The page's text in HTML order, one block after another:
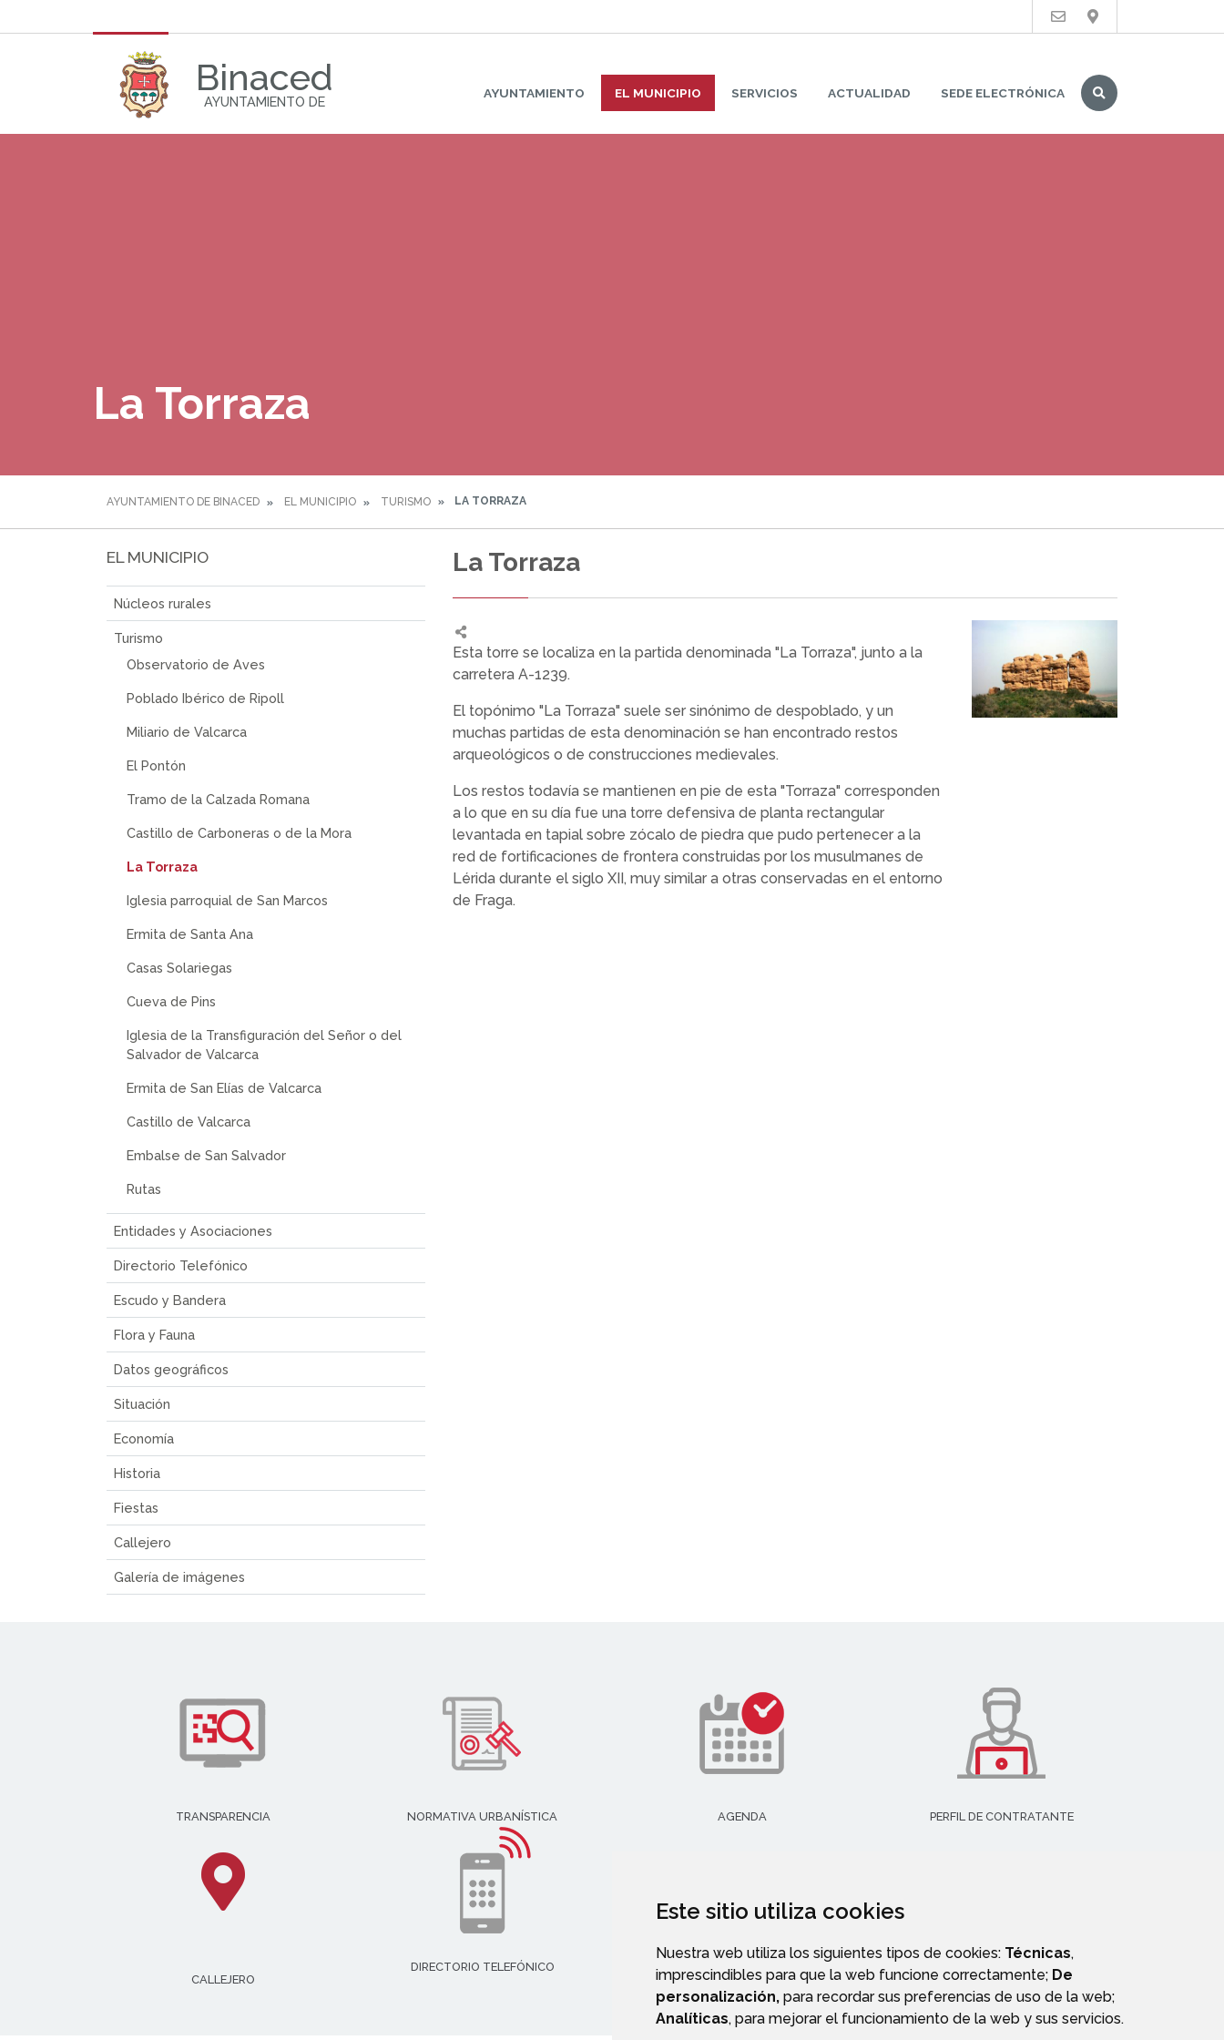
Este sitio utiliza cookies
Nuestra web utiliza los siguientes tipos de cookies: Técnicas,
imprescindibles para que la web funcione correctamente; De
personalización, para recordar sus preferencias de uso de la web;
Analíticas, para mejorar el funcionamiento de la web y sus servicios.
Binaced
AYUNTAMIENTO DE
AYUNTAMIENTO EL MUNICIPIO SERVICIOS ACTUALIDAD SEDE ELECTRÓNICA
Buscar
La Torraza
AYUNTAMIENTO DE BINACED EL MUNICIPIO TURISMO LA TORRAZA
EL MUNICIPIO
Núcleos rurales
Turismo
Observatorio de Aves
Poblado Ibérico de Ripoll
Miliario de Valcarca
El Pontón
Tramo de la Calzada Romana
Castillo de Carboneras o de la Mora
La Torraza
Iglesia parroquial de San Marcos
Ermita de Santa Ana
Casas Solariegas
Cueva de Pins
Iglesia de la Transfiguración del Señor o del
Salvador de Valcarca
Ermita de San Elías de Valcarca
Castillo de Valcarca
Embalse de San Salvador
Rutas
Entidades y Asociaciones
Directorio Telefónico
Escudo y Bandera
Flora y Fauna
Datos geográficos
Situación
Economía
Historia
Fiestas
Callejero
Galería de imágenes
La Torraza
Esta torre se localiza en la partida denominada "La Torraza", junto a la
carretera A-1239.
El topónimo "La Torraza" suele ser sinónimo de despoblado, y un
muchas partidas de esta denominación se han encontrado restos
arqueológicos o de construcciones medievales.
Los restos todavía se mantienen en pie de esta "Torraza" corresponden
a lo que en su día fue una torre defensiva de planta rectangular
levantada en tapial sobre zócalo de piedra que pudo pertenecer a la
red de fortificaciones de frontera construidas por los musulmanes de
Lérida durante el siglo XII, muy similar a otras conservadas en el entorno
de Fraga.
TRANSPARENCIA NORMATIVA URBANÍSTICA AGENDA PERFIL DE CONTRATANTE
CALLEJERO
DIRECTORIO TELEFÓNICO